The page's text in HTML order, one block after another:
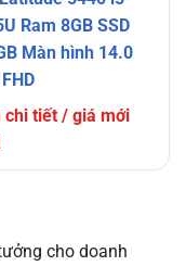
Ram 8GB SSD
Màn hình 14.0
chi tiết / giá mới
cho doanh